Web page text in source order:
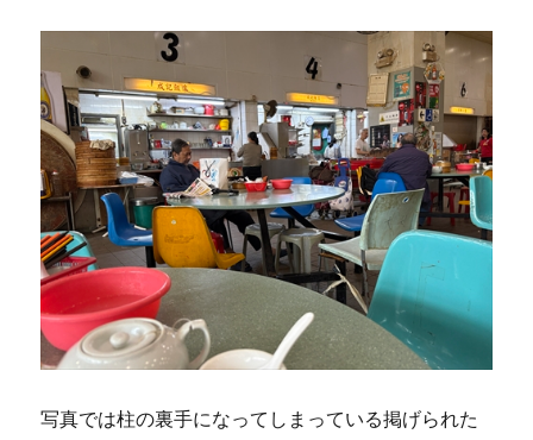
写真では柱の裏手になってしまっている掲げられた